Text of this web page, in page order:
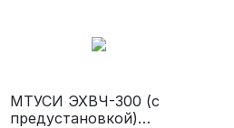
МТУСИ ЭХВЧ-300 (с
предустановкой)